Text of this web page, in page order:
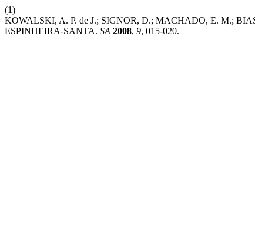
(1)
KOWALSKI, A. P. de J.; SIGNOR, D.; MACHADO, E. M.;
ESPINHEIRA-SANTA. SA 2008, 9, 015-020.